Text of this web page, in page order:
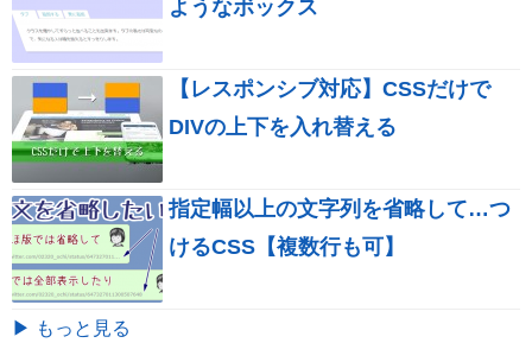
ようなボックス
【レスポンシブ対応】CSSだけで
DIVの上下を入れ替える
指定幅以上の文字列を省略して…つ
けるCSS【複数行も可】
▶ もっと見る